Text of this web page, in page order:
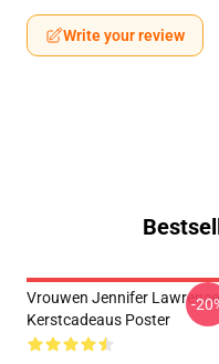
Write your review
Vrouwen Jennifer Lawrence
Kerstcadeaus Poster
-